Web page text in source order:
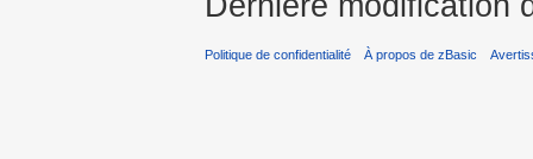
Politique de confidentialité À propos de zBasic